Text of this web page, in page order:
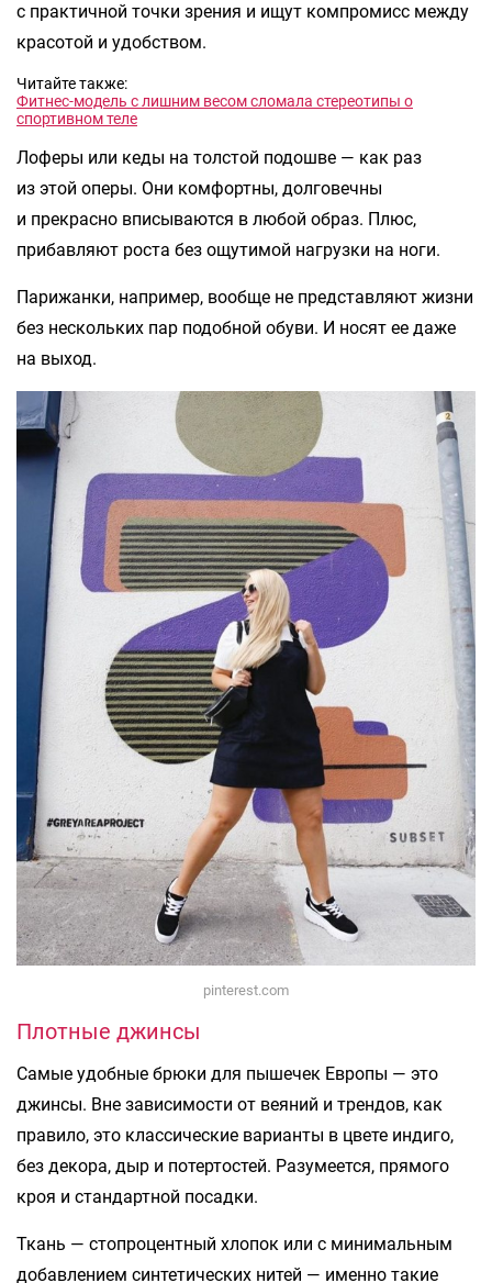
с практичной точки зрения и ищут компромисс между
красотой и удобством.
Читайте также:
Фитнес-модель с лишним весом сломала стереотипы о
спортивном теле
Лоферы или кеды на толстой подошве — как раз
из этой оперы. Они комфортны, долговечны
и прекрасно вписываются в любой образ. Плюс,
прибавляют роста без ощутимой нагрузки на ноги.
Парижанки, например, вообще не представляют жизни
без нескольких пар подобной обуви. И носят ее даже
на выход.
pinterest.com
Плотные джинсы
Самые удобные брюки для пышечек Европы — это
джинсы. Вне зависимости от веяний и трендов, как
правило, это классические варианты в цвете индиго,
без декора, дыр и потертостей. Разумеется, прямого
кроя и стандартной посадки.
Ткань — стопроцентный хлопок или с минимальным
добавлением синтетических нитей — именно такие